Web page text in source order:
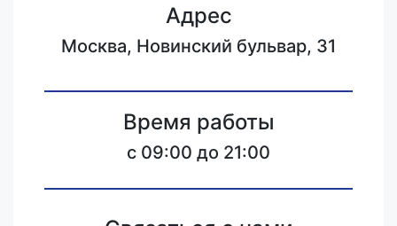
Адрес
Москва, Новинский бульвар, 31
Время работы
c 09:00 до 21:00